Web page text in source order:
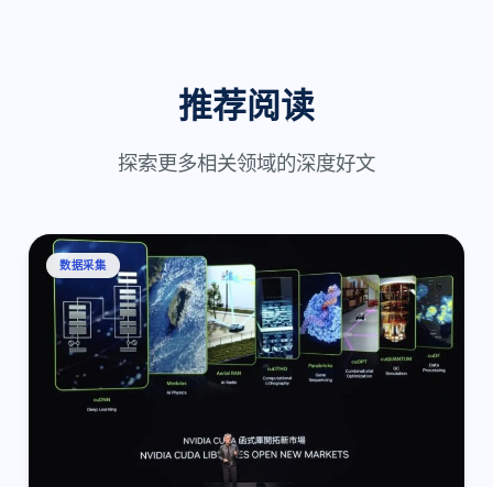
推荐阅读
探索更多相关领域的深度好文
数据采集